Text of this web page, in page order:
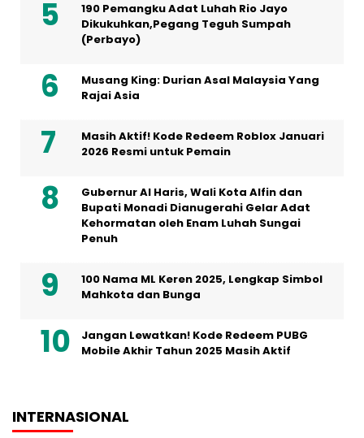
190 Pemangku Adat Luhah Rio Jayo
Dikukuhkan,Pegang Teguh Sumpah
(Perbayo)
Musang King: Durian Asal Malaysia Yang
Rajai Asia
Masih Aktif! Kode Redeem Roblox Januari
2026 Resmi untuk Pemain
Gubernur Al Haris, Wali Kota Alfin dan
Bupati Monadi Dianugerahi Gelar Adat
Kehormatan oleh Enam Luhah Sungai
Penuh
100 Nama ML Keren 2025, Lengkap Simbol
Mahkota dan Bunga
Jangan Lewatkan! Kode Redeem PUBG
Mobile Akhir Tahun 2025 Masih Aktif
INTERNASIONAL